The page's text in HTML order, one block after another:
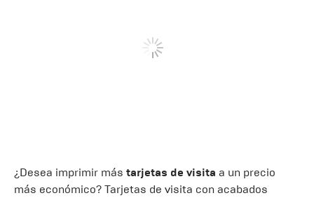
¿Desea imprimir más tarjetas de visita a un precio
más económico? Tarjetas de visita con acabados